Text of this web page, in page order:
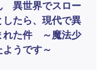
異世界でスロー
たら、現代で異
れた件 ～魔法少
うです～